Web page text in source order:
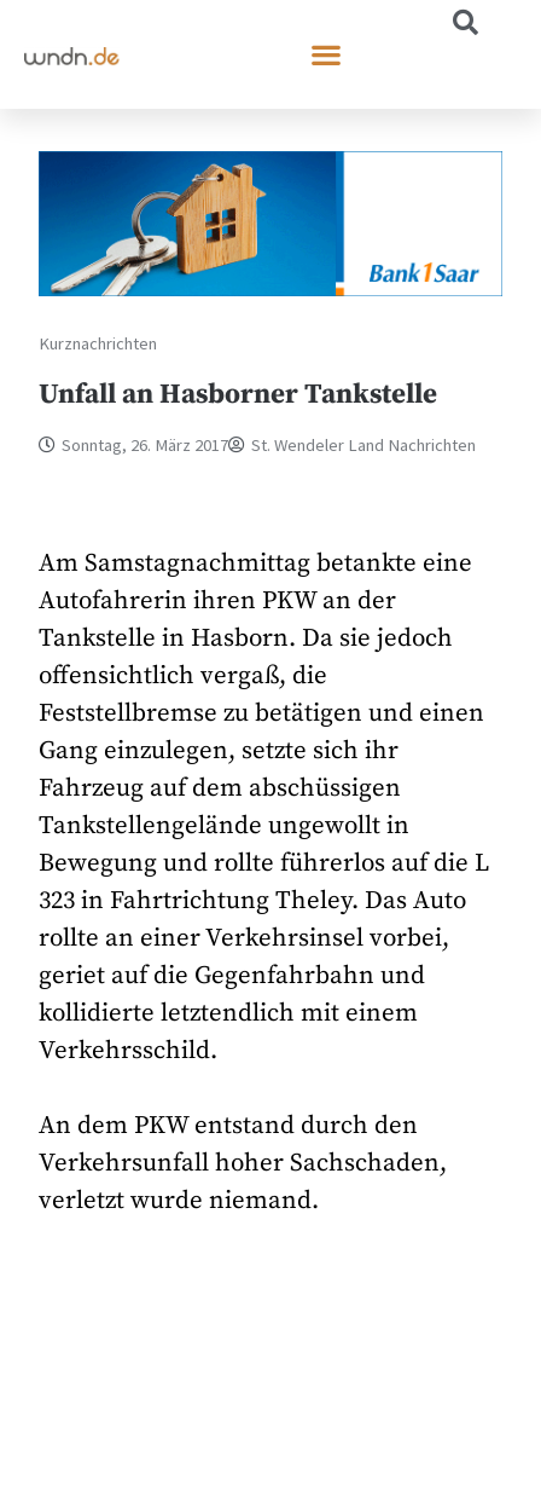
Kurznachrichten
Unfall an Hasborner Tankstelle
Sonntag, 26. März 2017 St. Wendeler Land Nachrichten
Am Samstagnachmittag betankte eine
Autofahrerin ihren PKW an der
Tankstelle in Hasborn. Da sie jedoch
offensichtlich vergaß, die
Feststellbremse zu betätigen und einen
Gang einzulegen, setzte sich ihr
Fahrzeug auf dem abschüssigen
Tankstellengelände ungewollt in
Bewegung und rollte führerlos auf die L
323 in Fahrtrichtung Theley. Das Auto
rollte an einer Verkehrsinsel vorbei,
geriet auf die Gegenfahrbahn und
kollidierte letztendlich mit einem
Verkehrsschild.
An dem PKW entstand durch den
Verkehrsunfall hoher Sachschaden,
verletzt wurde niemand.